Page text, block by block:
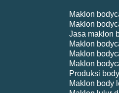
Maklon
Maklon
Jasa maklon
Maklon
Maklon
Maklon
Produksi
Maklon body